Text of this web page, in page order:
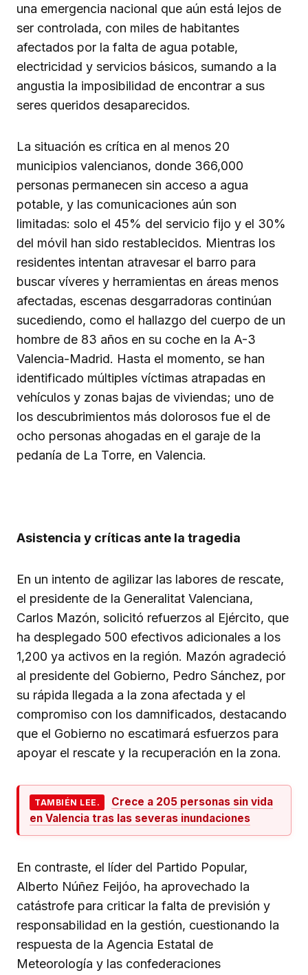
una emergencia nacional que aún está lejos de
ser controlada, con miles de habitantes
afectados por la falta de agua potable,
electricidad y servicios básicos, sumando a la
angustia la imposibilidad de encontrar a sus
seres queridos desaparecidos.
La situación es crítica en al menos 20
municipios valencianos, donde 366,000
personas permanecen sin acceso a agua
potable, y las comunicaciones aún son
limitadas: solo el 45% del servicio fijo y el 30%
del móvil han sido restablecidos. Mientras los
residentes intentan atravesar el barro para
buscar víveres y herramientas en áreas menos
afectadas, escenas desgarradoras continúan
sucediendo, como el hallazgo del cuerpo de un
hombre de 83 años en su coche en la A-3
Valencia-Madrid. Hasta el momento, se han
identificado múltiples víctimas atrapadas en
vehículos y zonas bajas de viviendas; uno de
los descubrimientos más dolorosos fue el de
ocho personas ahogadas en el garaje de la
pedanía de La Torre, en Valencia.
Asistencia y críticas ante la tragedia
En un intento de agilizar las labores de rescate,
el presidente de la Generalitat Valenciana,
Carlos Mazón, solicitó refuerzos al Ejército, que
ha desplegado 500 efectivos adicionales a los
1,200 ya activos en la región. Mazón agradeció
al presidente del Gobierno, Pedro Sánchez, por
su rápida llegada a la zona afectada y el
compromiso con los damnificados, destacando
que el Gobierno no escatimará esfuerzos para
apoyar el rescate y la recuperación en la zona.
TAMBIÉN LEE.
Crece a 205 personas sin vida
en Valencia tras las severas inundaciones
En contraste, el líder del Partido Popular,
Alberto Núñez Feijóo, ha aprovechado la
catástrofe para criticar la falta de previsión y
responsabilidad en la gestión, cuestionando la
respuesta de la Agencia Estatal de
Meteorología y las confederaciones